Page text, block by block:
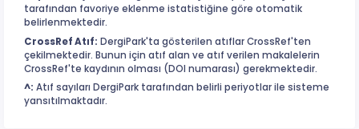
tarafından favoriye eklenme istatistiğine göre otomatik
belirlenmektedir.
CrossRef Atıf: DergiPark'ta gösterilen atıflar CrossRef'ten
çekilmektedir. Bunun için atıf alan ve atıf verilen makalelerin
CrossRef'te kaydının olması (DOI numarası) gerekmektedir.
^: Atıf sayıları DergiPark tarafından belirli periyotlar ile sisteme
yansıtılmaktadır.